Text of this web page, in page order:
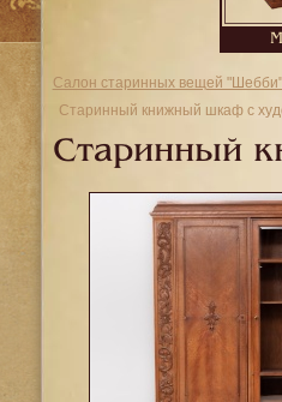
Салон старинных вещей "Шебби"
Старинный книжный шкаф с
Старинный